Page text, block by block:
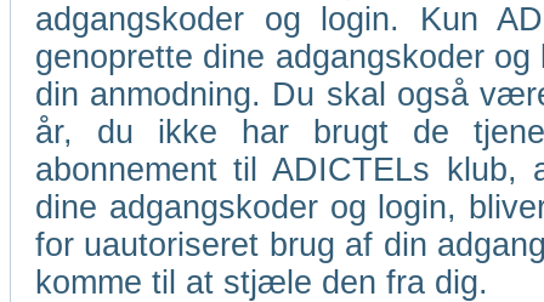
adgangskoder og login. Kun
genoprette dine adgangskoder
din anmodning. Du skal også
år, du ikke har brugt de
abonnement til ADICTELs klub,
dine adgangskoder og login,
for uautoriseret brug af din
komme til at stjæle den fra dig.